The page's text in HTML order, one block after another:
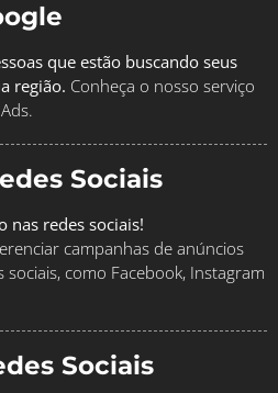
que estão buscando seus
região. Conheça o nosso serviço
Sociais
nas redes sociais!
campanhas de anúncios
como Facebook, Instagram
Sociais